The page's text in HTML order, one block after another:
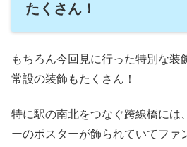
たくさん！
もちろん今回見に行った特別な装
常設の装飾もたくさん！
特に駅の南北をつなぐ跨線橋には
ーのポスターが飾られていてファ